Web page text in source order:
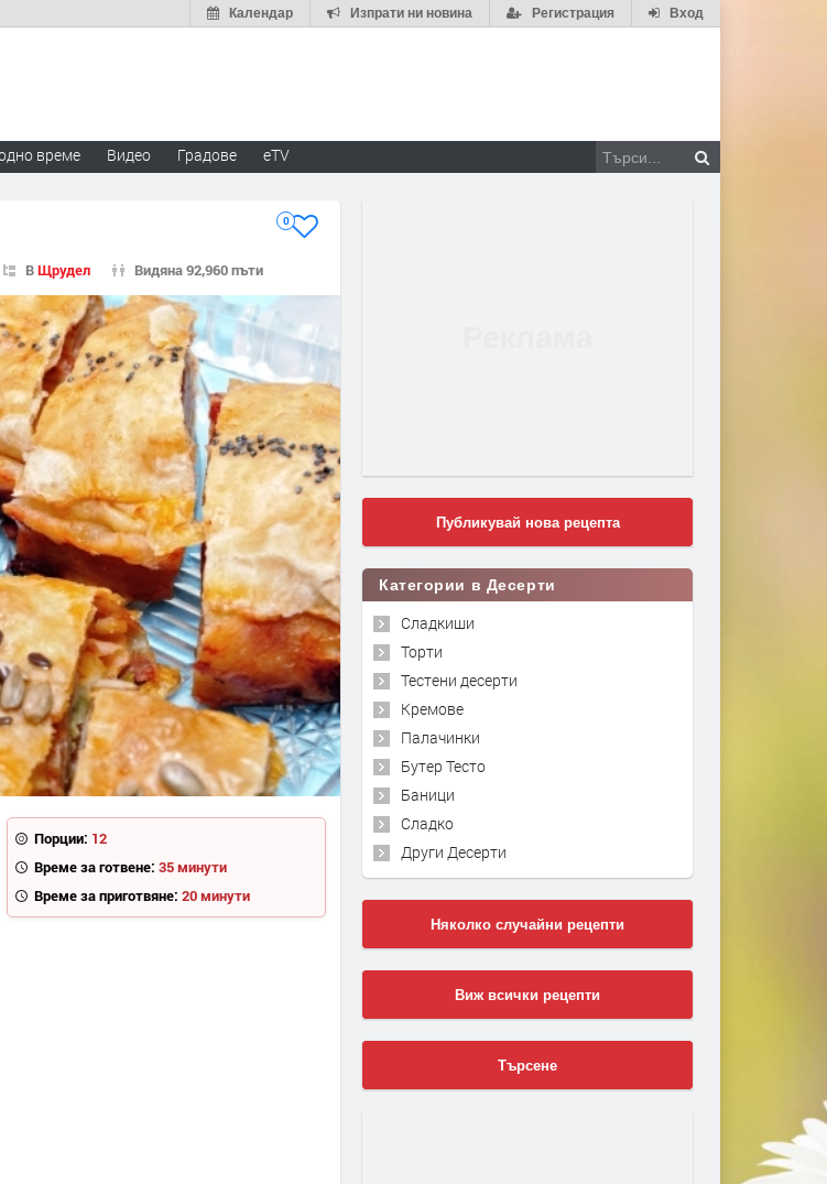
Вход
Регистрация
Изпрати ни новина
Календар
време Видео Градове eTV
0
ВЩрудел Видяна 92,960 пъти
Порции: 12
Време за готвене: 35 минути
Време за приготвяне: 20 минути
Публикувай нова рецепта
Категории в Десерти
Сладкиши
Торти
Тестени десерти
Кремове
Палачинки
Бутер Тесто
Баници
Сладко
Други Десерти
Няколко случайни рецепти
Виж всички рецепти
Търсене